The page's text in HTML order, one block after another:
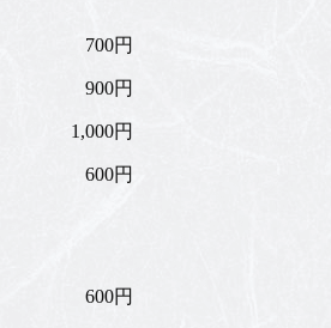
700円
900円
1,000円
600円
600円